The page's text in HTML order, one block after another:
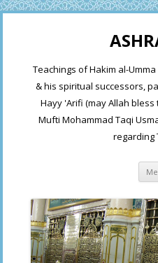
Teachings of Hakim al-
& his spiritual successors,
Hayy 'Arifi (may Allah
Mufti Mohammad Taqi
regarding